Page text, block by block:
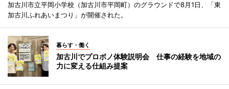
加古川市立平岡小学校（加古川市平岡町）のグラウンドで8月1日、「東
加古川ふれあいまつり」が開催された。
暮らす・働く
加古川でプロボノ体験説明会 仕事の経験を地域の
力に変える仕組み提案